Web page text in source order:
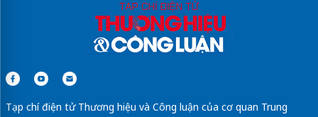
Tạp chí điện tử Thương hiệu và Công luận của cơ quan Trung